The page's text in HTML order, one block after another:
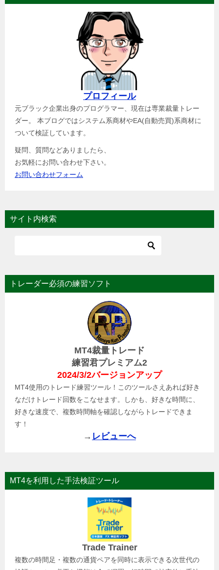
プロフィール
元ブラック企業出身のプログラマー、現在は専業裁量トレー
ダー。 本ブログではシステム系商材やEA(自動売買)系商材に
ついて検証しています。
疑問、質問などありましたら、
お気軽にお問い合わせ下さい。
お問い合わせフォーム
サイト内検索
トレーダー必須の練習ソフト
MT4裁量トレード
練習君プレミアム2
2024/3/2バージョンアップ
MT4使用のトレード練習ツール！このツールさえあれば好き
なだけトレード回数をこなせます。しかも、好きな時間に、
好きな速度で、複数時間軸を確認しながらトレードできま
す！
→ レビューへ
MT4を利用した手法検証ツール
Trade Trainer
複数の時間足・複数の通貨ペアを同時に表示できる次世代の